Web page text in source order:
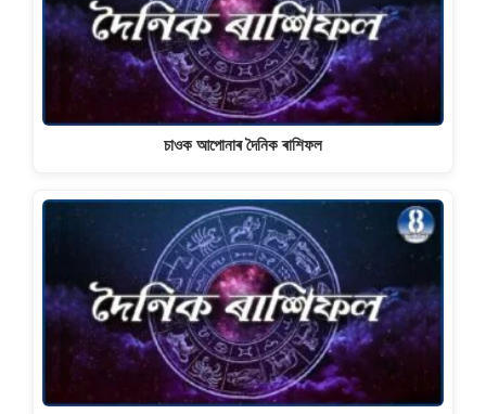
চাওক আপোনাৰ দৈনিক ৰাশিফল